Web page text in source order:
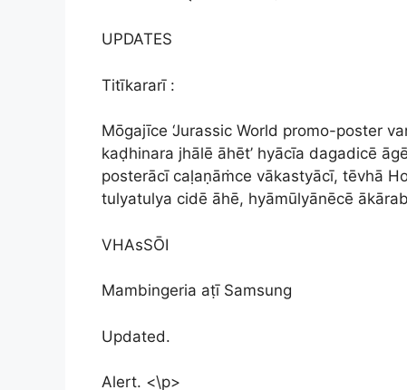
UPDATES
Titīkararī :
Mōgajīce ‘Jurassic World promo-poster
kaḍhinara jhālē āhēt’ hyācīa dagadicē
posterācī caḷaṇāṁce vākastyācī, tēvhā
tulyatulya cidē āhē, hyāmūlyānēcē
VHAsSŌI
Mambingeria aṭī Samsung
Updated.
Alert. <\p>